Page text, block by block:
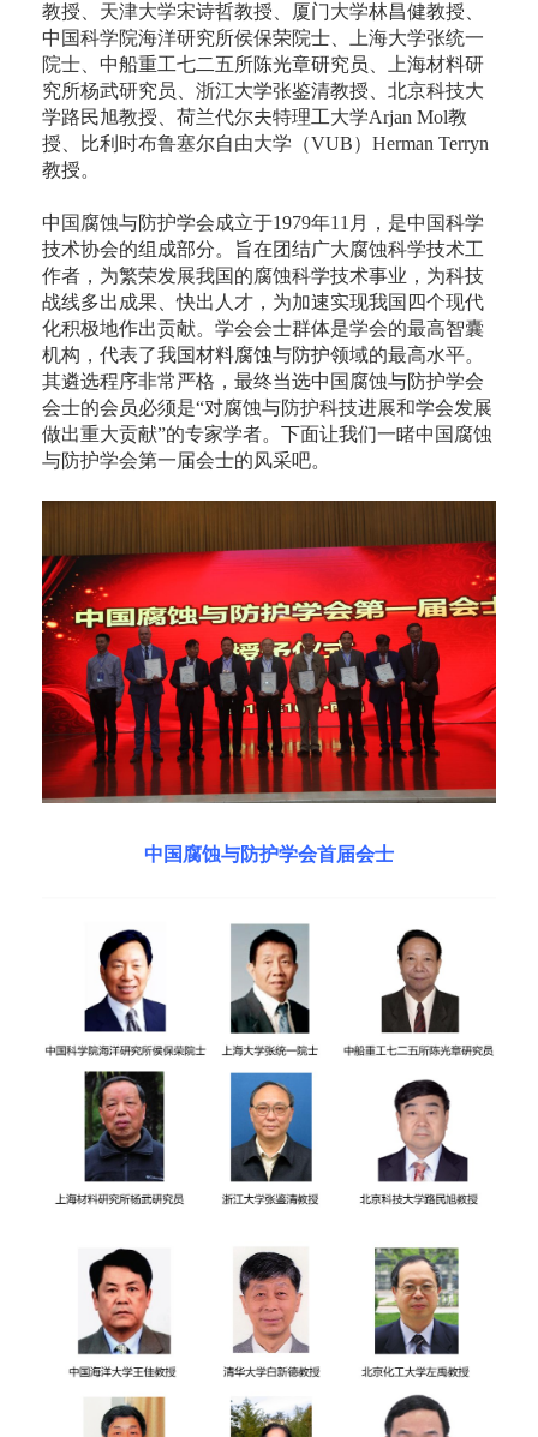
教授、天津大学宋诗哲教授、厦门大学林昌健教授、
中国科学院海洋研究所侯保荣院士、上海大学张统一
院士、中船重工七二五所陈光章研究员、上海材料研
究所杨武研究员、浙江大学张鉴清教授、北京科技大
学路民旭教授、荷兰代尔夫特理工大学Arjan Mol教
授、比利时布鲁塞尔自由大学（VUB）Herman Terryn
教授。
中国腐蚀与防护学会成立于1979年11月，是中国科学
技术协会的组成部分。旨在团结广大腐蚀科学技术工
作者，为繁荣发展我国的腐蚀科学技术事业，为科技
战线多出成果、快出人才，为加速实现我国四个现代
化积极地作出贡献。学会会士群体是学会的最高智囊
机构，代表了我国材料腐蚀与防护领域的最高水平。
其遴选程序非常严格，最终当选中国腐蚀与防护学会
会士的会员必须是“对腐蚀与防护科技进展和学会发展
做出重大贡献”的专家学者。下面让我们一睹中国腐蚀
与防护学会第一届会士的风采吧。
中国腐蚀与防护学会首届会士